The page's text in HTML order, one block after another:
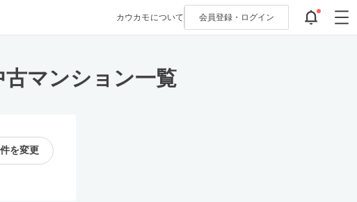
カウカモについて 会員登録・ ログイン
マンション一覧
を変更